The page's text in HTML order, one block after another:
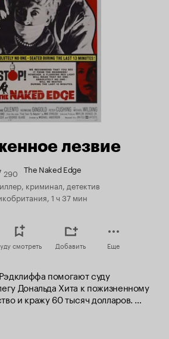
лезвие
290 The Naked Edge
криминал, детектив
1 ч 37 мин
смотреть Добавить Еще
помогают суду
Дональда Хита к пожизненному
и кражу 60 тысяч долларов.
у Рэдклиффа неожиданно
денег и он открывает